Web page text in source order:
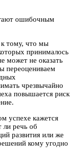
ошибочным
тому, что мы
принималось
может не оказать
переоцениваем
чрезвычайно
повышается риск
успехе кажется
ли речь об
развития или же
кому угодно